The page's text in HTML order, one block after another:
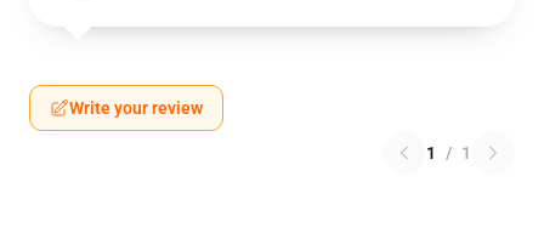
Write your review
1 / 1